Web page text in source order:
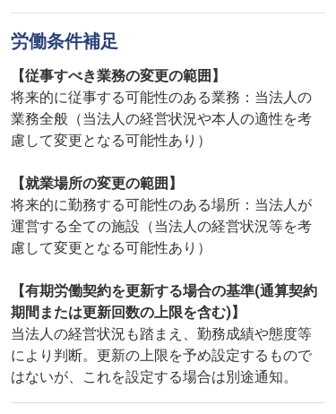
労働条件補足
【従事すべき業務の変更の範囲】
将来的に従事する可能性のある業務：当法人の
業務全般（当法人の経営状況や本人の適性を考
慮して変更となる可能性あり）
【就業場所の変更の範囲】
将来的に勤務する可能性のある場所：当法人が
運営する全ての施設（当法人の経営状況等を考
慮して変更となる可能性あり）
【有期労働契約を更新する場合の基準(通算契約
期間または更新回数の上限を含む)】
当法人の経営状況も踏まえ、勤務成績や態度等
により判断。更新の上限を予め設定するもので
はないが、これを設定する場合は別途通知。